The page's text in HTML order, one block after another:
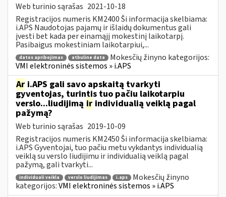
Web turinio sąrašas 2021-10-18
Registracijos numeris KM2400 Ši informacija skelbiama:
i.APS Naudotojas pajamų ir išlaidų dokumentus gali
įvesti bet kada per einamąjį mokestinį laikotarpį.
Pasibaigus mokestiniam laikotarpiui,...
datos apribojimas atbuline data
Mokesčių žinyno kategorijos:
VMI elektroninės sistemos » i.APS
Ar i.APS gali savo apskaitą tvarkyti
gyventojas, turintis tuo pačiu laikotarpiu
verslo...liudijimą ir individualią veiklą pagal
pažymą?
Web turinio sąrašas 2019-10-09
Registracijos numeris KM2450 Ši informacija skelbiama:
i.APS Gyventojai, tuo pačiu metu vykdantys individualią
veiklą su verslo liudijimu ir individualią veiklą pagal
pažymą, gali tvarkyti...
individuali veikla verslo liudijimas i.aps
Mokesčių žinyno
kategorijos:VMI elektroninės sistemos » i.APS